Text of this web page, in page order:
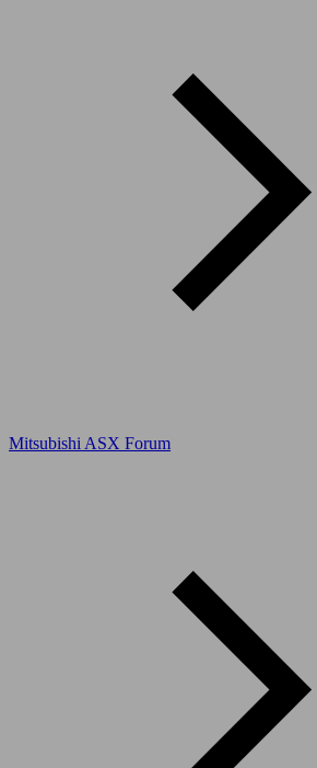
Mitsubishi ASX Forum